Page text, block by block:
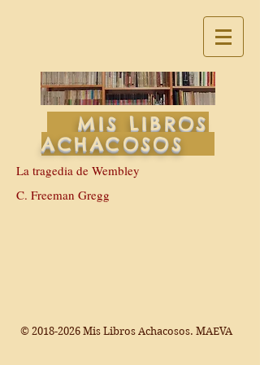
MIS LIBROS
ACHACOSOS
La tragedia de Wembley
C. Freeman Gregg
© 2018-2026 Mis Libros Achacosos. MAEVA